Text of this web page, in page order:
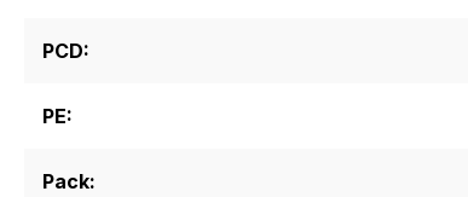
PCD:
PE:
Pack: